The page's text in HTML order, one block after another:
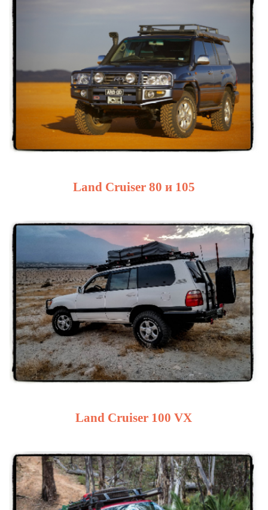
Land Cruiser 80 и 105
Land Cruiser 100 VX